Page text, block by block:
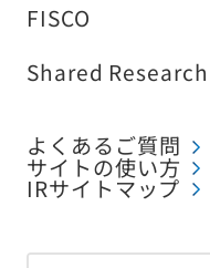
FISCO
Shared Research
よくあるご質問
サイトの使い方
IRサイトマップ